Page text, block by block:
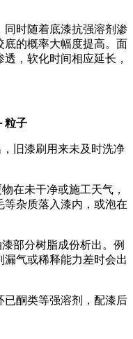
同时随着底漆抗强溶剂渗
底的概率大幅度提高。面
，软化时间相应延长，
粒子
旧漆刷用来未及时洗净
在未干净或施工天气，
等杂质落入漆内，或泡在
部分树脂成份析出。例
气或稀释能力差时会出
已酮类等强溶剂，配漆后